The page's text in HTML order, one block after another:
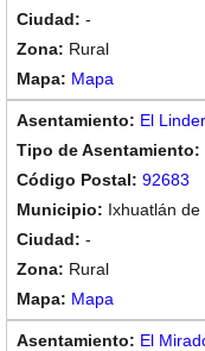
-
Rural
Mapa
El
92683
Ixhuatlán
-
Rural
Mapa
El